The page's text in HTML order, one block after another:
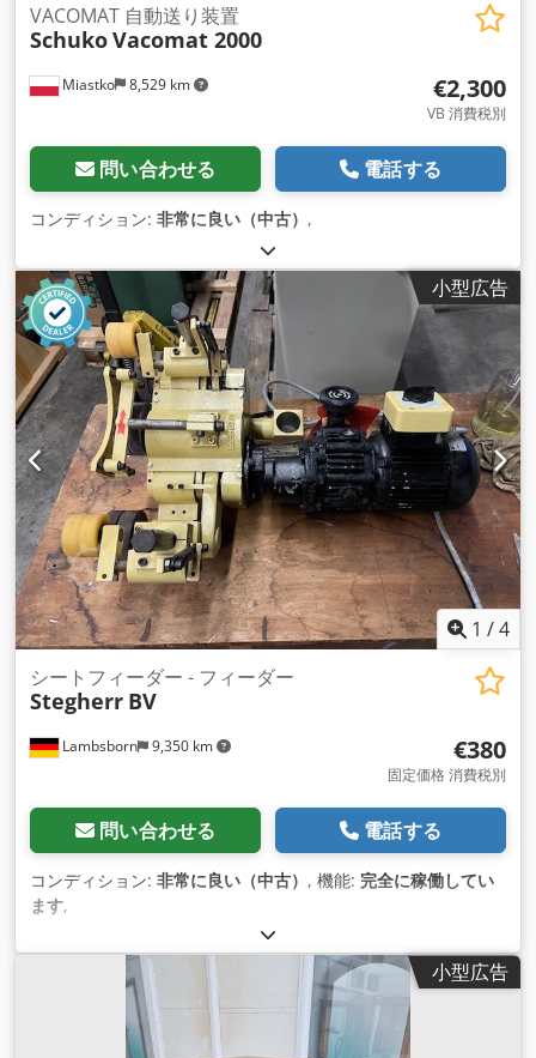
Miastko 8,529 km
VACOMAT 自動送り装置
SchukoVacomat 2000
€2,300
VB 消費税別
問い合わせる 電話する
コンディション: 非常に良い（中古） ,
小型広告
1 /4
Lambsborn 9,350 km
シートフィーダー - フィーダー
Stegherr BV
€380
固定価格 消費税別
問い合わせる 電話する
コンディション: 非常に良い（中古） , 機能: 完全に稼働してい
ます,
小型広告